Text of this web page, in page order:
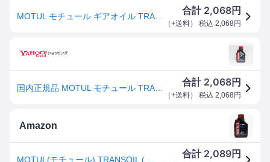
合計 2,068円
（+送料） 税込 2,068 円
合計 2,068円
（+送料） 税込 2,068 円
Amazon
合計 2,089円